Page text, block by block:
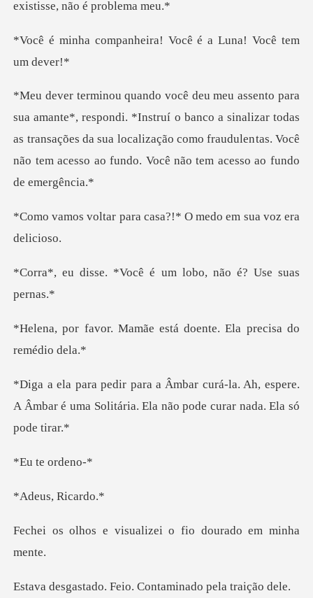
exi
heira! Você é a Luna
struí o banco a sinalizar todas
as transações da sua localização como fraudulen
ra casa?!* O medo em
Você é um lobo, não
mãe está doente. Ela p
a. Ah, espere.
A Âmbar é uma Solitária. El
e ord
s, Ri
isualizei o fio dou
Feio. Contaminado